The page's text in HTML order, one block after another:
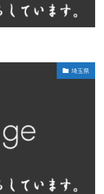
埼玉県